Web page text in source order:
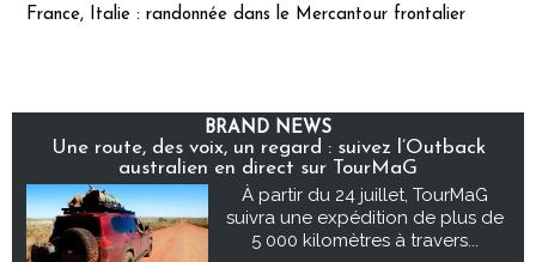
France, Italie : randonnée dans le Mercantour frontalier
BRAND NEWS
Une route, des voix, un regard : suivez l’Outback
australien en direct sur TourMaG
À partir du 24 juillet, TourMaG
suivra une expédition de plus de
5 000 kilomètres à travers...